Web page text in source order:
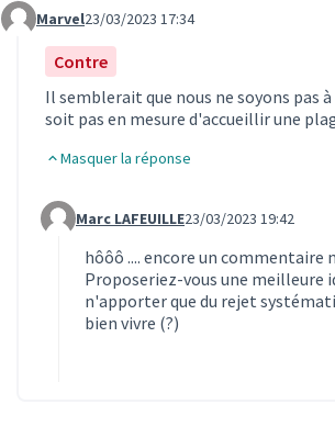
Commentaire 3892
Marvel23/03/2023 17:34
Contre
Il semblerait que nous ne soyons pas
soit pas en mesure d'accueillir une
Masquer la réponse
Commentaire 3895 (réponse au
Marc LAFEUILLE23/03/2023 19:42
hôôô .... encore un
Proposeriez-vous une meilleure
n'apporter que du rejet
bien vivre (?)